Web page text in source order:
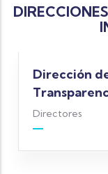
Dirección
Directores